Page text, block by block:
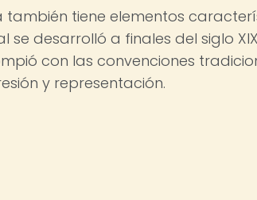
también tiene elementos
desarrolló a finales del siglo
con las convenciones
y representación.